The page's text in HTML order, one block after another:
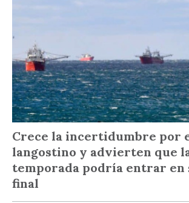
Crece la incertidumbre por
langostino y advierten que
temporada podría entrar en
final